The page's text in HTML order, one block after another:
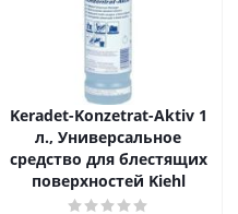
Keradet-Konzetrat-Aktiv 1
л., Универсальное
средство для блестящих
поверхностей Kiehl